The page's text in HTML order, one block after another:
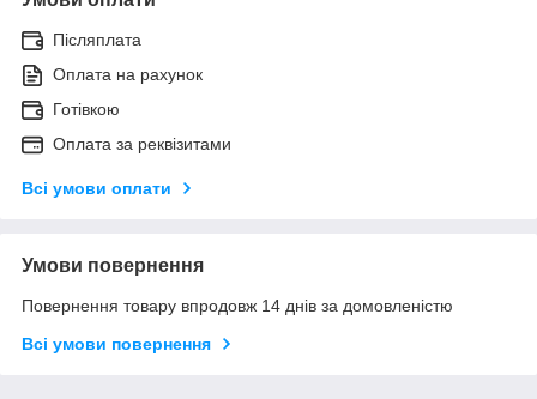
Післяплата
Оплата на рахунок
Готівкою
Оплата за реквізитами
Всі умови оплати
Умови повернення
Повернення товару впродовж 14 днів за домовленістю
Всі умови повернення